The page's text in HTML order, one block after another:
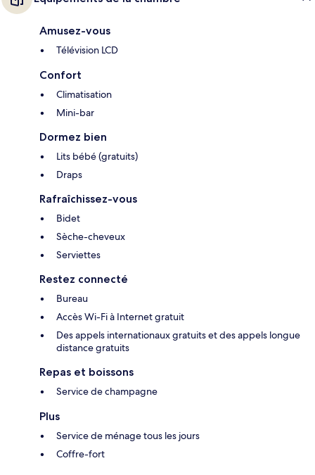
Amusez-vous
Télévision LCD
Confort
Climatisation
Mini-bar
Dormez bien
Lits bébé (gratuits)
Draps
Rafraîchissez-vous
Bidet
Sèche-cheveux
Serviettes
Restez connecté
Bureau
Accès Wi-Fi à Internet gratuit
Des appels internationaux gratuits et des appels longue
distance gratuits
Repas et boissons
Service de champagne
Plus
Service de ménage tous les jours
Coffre-fort